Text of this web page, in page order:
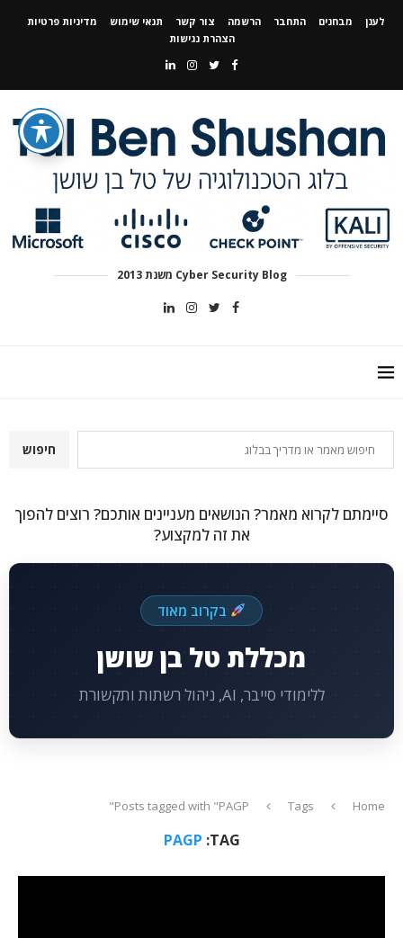
לענן מבחנים התחבר הרשמה צור קשר תנאי שימוש
מדיניות פרטיות
הצהרת נגישות
Cyber Security Blog משנת 2013
חיפוש
סיימתם לקרוא מאמר? הנושאים מעניינים אותכם? רוצים להפוך
את זה למקצוע?
בקרוב מאוד
מכללת טל בן שושן
ללימודי סייבר, AI, ניהול רשתות ותקשורת
Home
Tags
Posts tagged with "PAGP"
TAG:
PAGP